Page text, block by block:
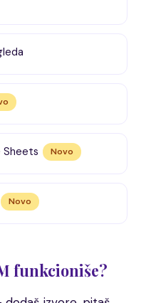
Novo
Novo
funkcioniše?